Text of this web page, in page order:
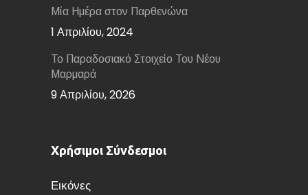
Μία Ημέρα στον Παρθενώνα
1 Απριλίου, 2024
Το Παραδοσιακό Στοιχείο Του Νέου
Μαρμαρά
9 Απριλίου, 2026
Χρήσιμοι Σύνδεσμοι
Εικόνες